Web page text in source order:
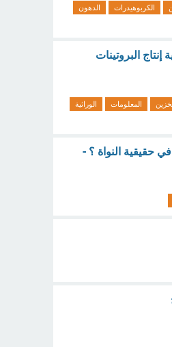
الكربوهيدرات
الدهون
(1 نقطة) دعم الخلية إنتاج البروتينات
المعلومات
الوراثية
ما النسبة التي تمثلها الجينات المسئولة عن بناء البروتينات و RNA في حقيقية النواة ؟ -